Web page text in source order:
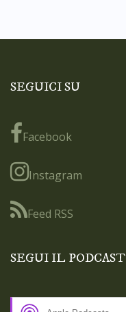
SEGUICI SU
Facebook
Instagram
Feed RSS
SEGUI IL PODCAST